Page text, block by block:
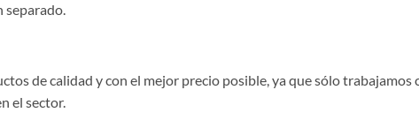
separado.
de calidad y con el mejor precio posible, ya que sólo trabajamos
el sector.